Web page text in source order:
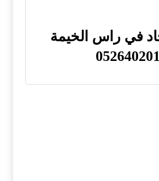
في راس الخيمة